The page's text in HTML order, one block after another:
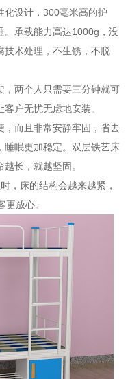
设计，300毫米高的护
。承载能力高达1000g，没
技术处理，不生锈，不脱
，两个人只需要三分钟就可
户无忧无虑地安装。
而且非常安静牢固，省去
睡眠更加稳定。双层铁艺床
长，就越坚固。
床的结构会越来越紧，
放心。